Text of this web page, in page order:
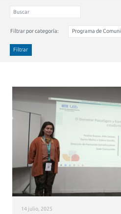
Filtrar por categoría:
Filtrar
14 julio, 2025